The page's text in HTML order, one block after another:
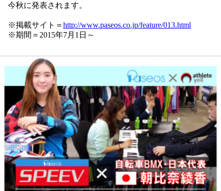
今秋に発表されます。
※掲載サイト＝ http://www.paseos.co.jp/feature/013.html
※期間＝2015年7月1日～